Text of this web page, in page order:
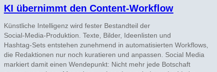
KI übernimmt den Content-Workflow
Künstliche Intelligenz wird fester Bestandteil der
Social‑Media‑Produktion. Texte, Bilder, Ideenlisten und
Hashtag‑Sets entstehen zunehmend in automatisierten Workflows,
die Redaktionen nur noch kuratieren und anpassen. Social Media
markiert damit einen Wendepunkt: Nicht mehr jede Botschaft